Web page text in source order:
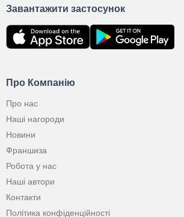
Про Компанію
Про нас
Наші нагороди
Новини
Франшиза
Робота у нас
Наші автори
Контакти
Політика конфіденційності
Завантажити застосунок